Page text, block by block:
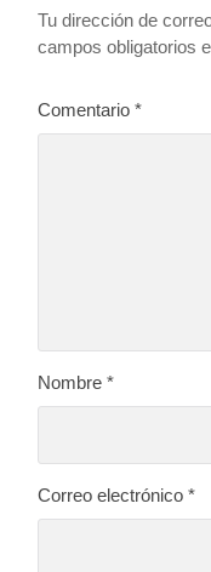
Tu dirección de
campos obligatorios
Comentario*
Nombre*
Correo electrónico*